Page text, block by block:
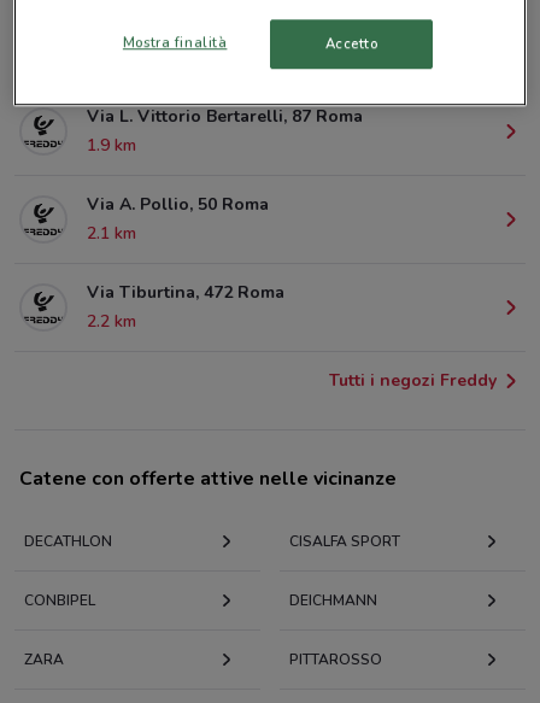
Via G. Giolitti, 10 Roma
1.7 km
Via L. Vittorio Bertarelli, 87 Roma
1.9 km
Via A. Pollio, 50 Roma
2.1 km
Via Tiburtina, 472 Roma
2.2 km
Tutti i negozi Freddy
Catene con offerte attive nelle vicinanze
DECATHLON CISALFA SPORT
CONBIPEL DEICHMANN
ZARA PITTAROSSO
Mostra finalità Accetto